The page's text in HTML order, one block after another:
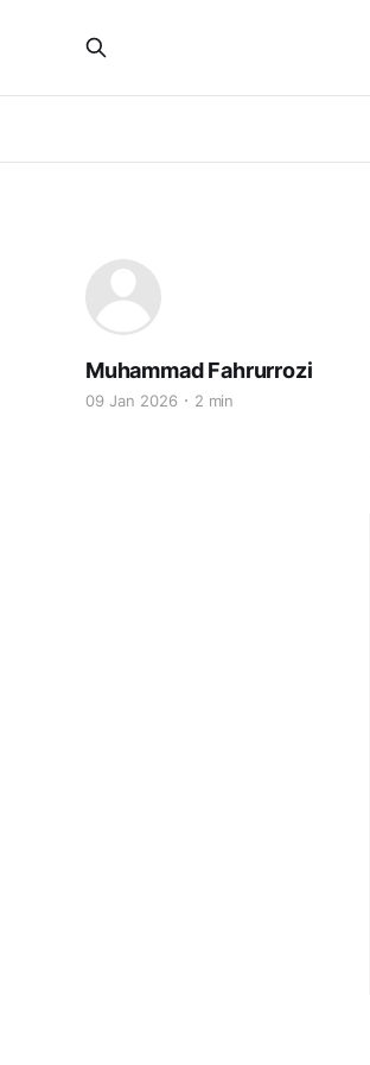
Muhammad Fahrurrozi
09 Jan 2026 2 min